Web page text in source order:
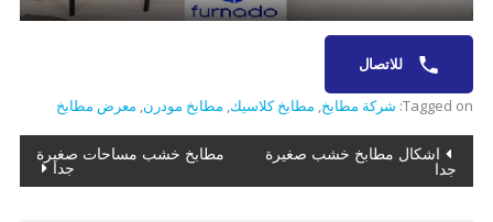
للاتصال
Tagged on: شركة مطابخ, مطابخ كلاسيك, مطابخ مودرن, معرض مطابخ
تصفّح
المقالات
اشكال مطابخ خشب صغيرة
جدا
مطابخ خشب مساحات صغيرة
جدا